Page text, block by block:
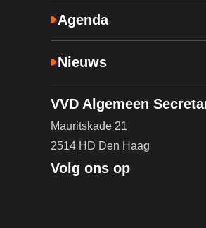
Agenda
Nieuws
VVD Algemeen
Mauritskade 21
2514 HD Den Haag
Volg ons op